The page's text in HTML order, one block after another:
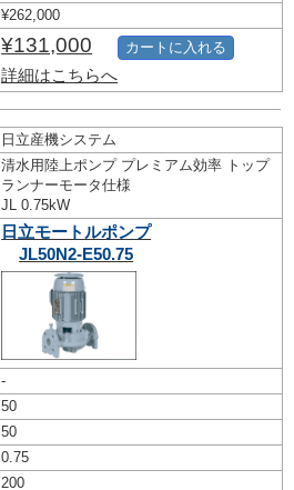
¥262,000
¥131,000
詳細はこちらへ
カートに入れる
日立産機システム
清水用陸上ポンプ プレミアム効率 トップ
ランナーモータ仕様
JL 0.75kW
日立モートルポンプ
JL50N2-E50.75
-
50
50
0.75
200